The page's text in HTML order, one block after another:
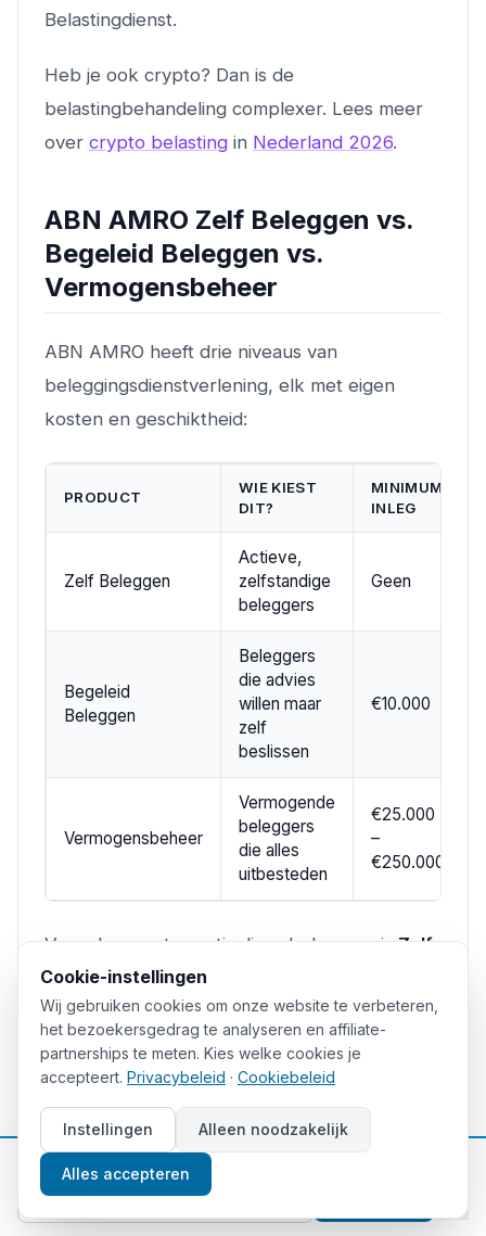
Belastingdienst.
Heb je ook crypto? Dan is de
belastingbehandeling complexer. Lees meer
over crypto belasting in Nederland 2026.
ABN AMRO Zelf Beleggen vs.
Begeleid Beleggen vs.
Vermogensbeheer
ABN AMRO heeft drie niveaus van
beleggingsdienstverlening, elk met eigen
kosten en geschiktheid:
PRODUCT
WIE KIEST
DIT?
MINIMUM
INLEG
Zelf Beleggen
Actieve,
zelfstandige
beleggers
Geen
Begeleid
Beleggen
Beleggers
die advies
willen maar
zelf
beslissen
€10.000
Vermogensbeheer
Vermogende
beleggers
die alles
uitbesteden
€25.000
–
€250.000
Voor de meeste particuliere beleggers isZelf
Beleggende meest kostenefficiënte keuze.
Begeleid Beleggen kan interessant zijn als je
minder tijd hebt en de kosten accepteert voor
het gemak. Vermogensbeheer is vrijwel altijd
te duur voor particulieren — een passieve
ETF-portefeuille via DEGIRO of
presteert
op de lange termijn beter dan de meeste
actief beheerde portefeuilles.
Cookie-instellingen
Wij gebruiken cookies om onze website te verbeteren,
het bezoekersgedrag te analyseren en affiliate-
partnerships te meten. Kies welke cookies je
accepteert. Privacybeleid · Cookiebeleid
Instellingen Alleen noodzakelijk
Alles accepteren
📈 Gratis beleggingstips